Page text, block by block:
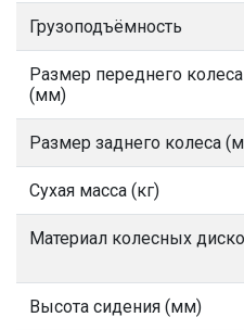
Грузоподъёмность
Размер переднего колеса
(мм)
Размер заднего колеса
Сухая масса (кг)
Материал колесных
Высота сидения (мм)